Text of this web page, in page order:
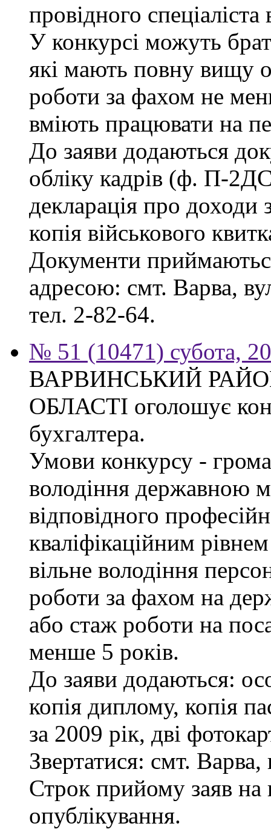
провідного
У конкурсі можуть
які мають повну вищу
роботи за фахом не
вміють працювати на
До заяви додаються
обліку кадрів (ф. П-
декларація про доходи
копія військового
Документи
адресою: смт. Варва,
тел. 2-82-64.
№ 51 (10471) субота,
ВАРВИНСЬКИЙ
ОБЛАСТІ оголошує
бухгалтера.
Умови конкурсу -
володіння державною
відповідного
кваліфікаційним
вільне володіння
роботи за фахом на
або стаж роботи на
менше 5 років.
До заяви додаються:
копія диплому, копія
за 2009 рік, дві
Звертатися: смт.
Строк прийому заяв на
опублікування.